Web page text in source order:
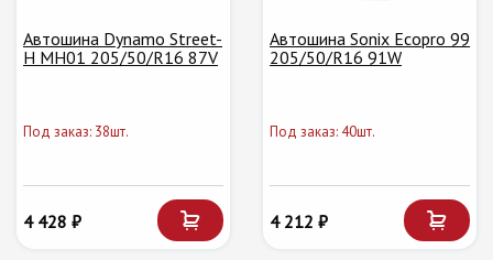
Автошина Dynamo Street-
H MH01 205/50/R16 87V
Под заказ: 38шт.
4 428 ₽
Автошина Sonix Ecopro 99
205/50/R16 91W
Под заказ: 40шт.
4 212 ₽